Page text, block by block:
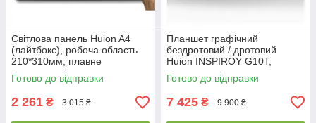
Світлова панель Huion A4
(лайтбокс), робоча область
210*310мм, плавне
регулювання яскравості
світла
Готово до відправки
2 261 ₴ 3 015 ₴
Планшет графічний
бездротовий / дротовий
Huion INSPIROY G10T,
робоча поверхня 254*159 мм
/ 93*52 мм
Готово до відправки
7 425 ₴ 9 900 ₴